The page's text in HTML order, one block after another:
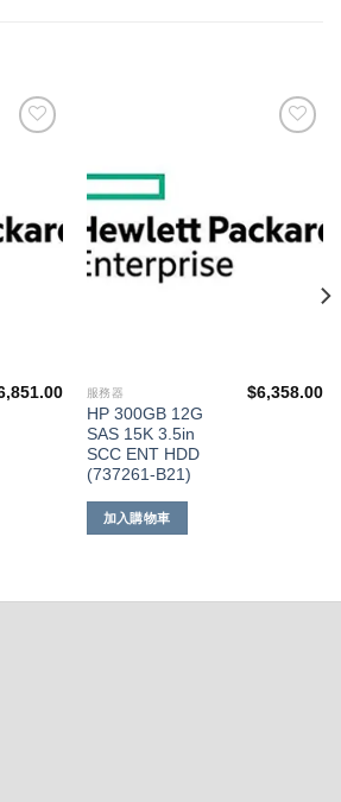
服務器
HP 300GB 12G
SAS 15K 3.5in
SCC ENT HDD
(737261-B21)
$6,358.00
加入購物車